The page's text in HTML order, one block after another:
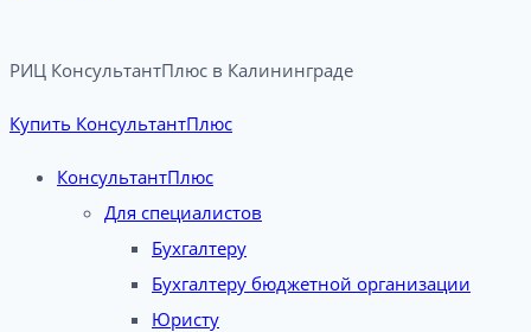
РИЦ КонсультантПлюс в Калининграде​
Купить КонсультантПлюс
КонсультантПлюс
Для специалистов
Бухгалтеру
Бухгалтеру бюджетной организации
Юристу